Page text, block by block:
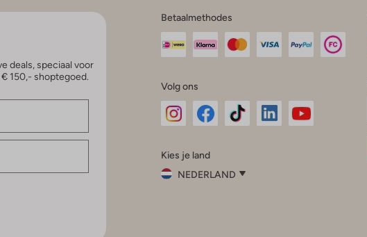
deals, speciaal voor
150,- shoptegoed.
Betaalmethodes
Volg ons
InstagramFacebook
Kies je land
NEDERLAND